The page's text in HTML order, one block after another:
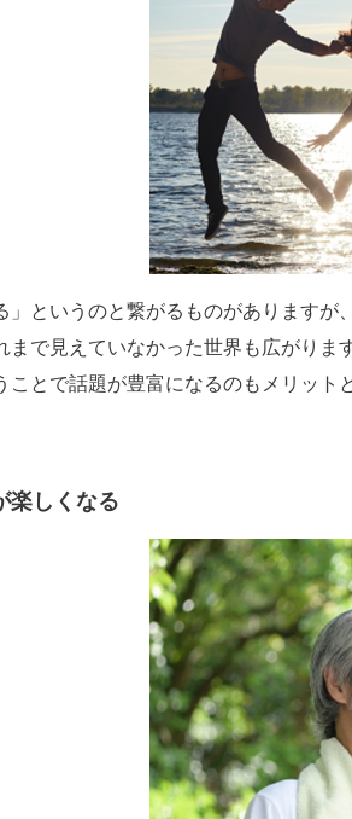
」というのと繋がるものがあります
まで見えていなかった世界も広がりま
ことで話題が豊富になるのもメリット
楽しくなる